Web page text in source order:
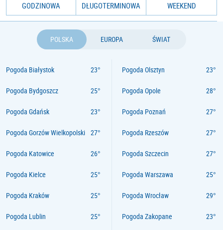
GODZINOWA
DŁUGOTERMINOWA
WEEKEND
POLSKA EUROPA ŚWIAT
Pogoda Białystok
Pogoda Bydgoszcz
Pogoda Gdańsk
Pogoda Gorzów Wielkopolski
Pogoda Katowice
Pogoda Kielce
Pogoda Kraków
Pogoda Lublin
Pogoda Olsztyn
Pogoda Opole
Pogoda Poznań
Pogoda Rzeszów
Pogoda Szczecin
Pogoda Warszawa
Pogoda Wrocław
Pogoda Zakopane